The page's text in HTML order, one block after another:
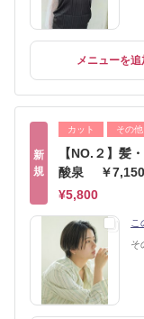
メニューを追
新
規
カット その他
【NO.２】髪
酸泉 ￥
¥5,800
こ
そ